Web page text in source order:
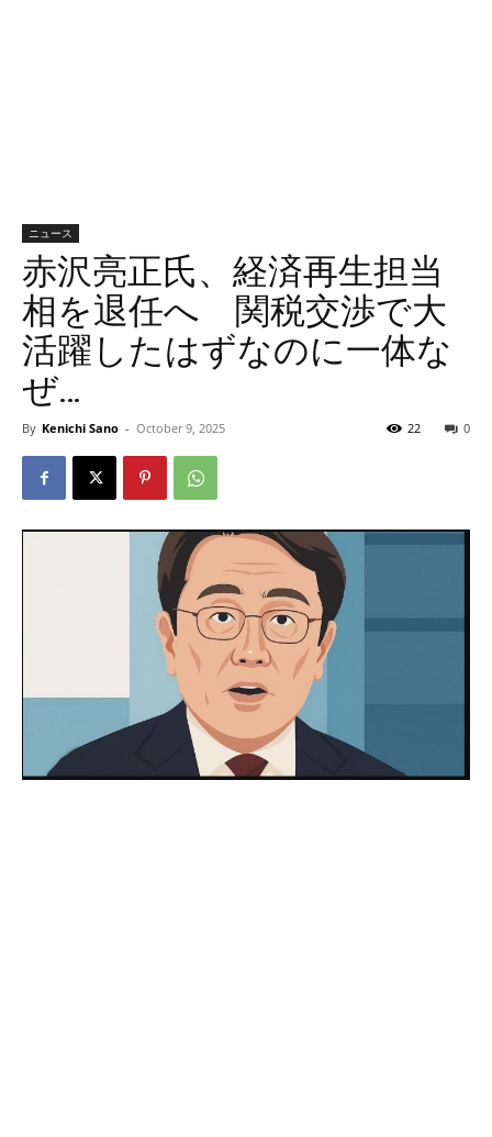
ニュース
赤沢亮正氏、経済再生担当
相を退任へ 関税交渉で大
活躍したはずなのに一体な
ぜ…
By Kenichi Sano - October 9, 2025 0
22